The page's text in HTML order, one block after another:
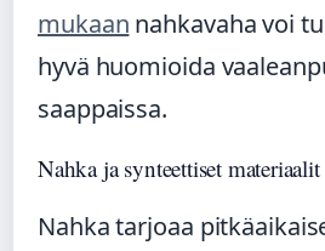
mukaan nahkavaha voi
hyvä huomioida
saappaissa.
Nahka ja synteettiset
Nahka tarjoaa